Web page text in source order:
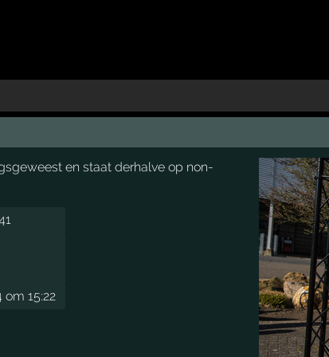
en staat derhalve op non-
om 15:22